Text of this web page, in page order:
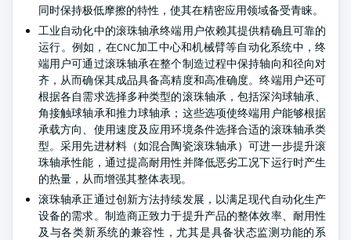
同时保持极低摩擦的特性，使其在精密应用领域备受青睐。
工业自动化中的滚珠轴承终端用户依赖其提供精确且可靠的
运行。例如，在CNC加工中心和机械臂等自动化系统中，终
端用户可通过滚珠轴承在整个制造过程中保持轴向和径向对
齐，从而确保其成品具备高精度和高准确度。终端用户还可
根据各自需求选择多种类型的滚珠轴承，包括深沟球轴承、
角接触球轴承和推力球轴承；这些选项使终端用户能够根据
承载方向、使用速度及应用环境条件选择合适的滚珠轴承类
型。采用先进材料（如混合陶瓷滚珠轴承）可进一步提升滚
珠轴承性能，通过提高耐用性并降低恶劣工况下运行时产生
的热量，从而增强其整体表现。
滚珠轴承正通过创新方法持续发展，以满足现代自动化生产
设备的需求。制造商正致力于提升产品的整体效率、耐用性
及与各类新系统的兼容性，尤其是具备状态监测功能的系